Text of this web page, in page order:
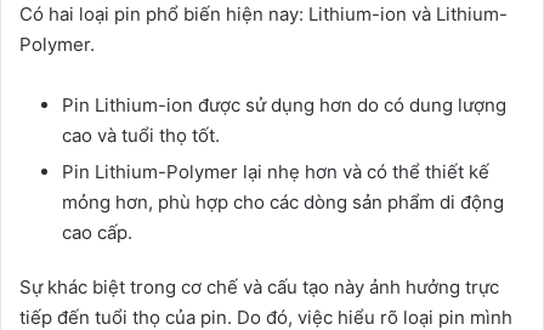
Có hai loại pin phổ biến hiện nay: Lithium-ion và Lithium-
Polymer.
Pin Lithium-ion được sử dụng hơn do có dung lượng
cao và tuổi thọ tốt.
Pin Lithium-Polymer lại nhẹ hơn và có thể thiết kế
mỏng hơn, phù hợp cho các dòng sản phẩm di động
cao cấp.
Sự khác biệt trong cơ chế và cấu tạo này ảnh hưởng trực
tiếp đến tuổi thọ của pin. Do đó, việc hiểu rõ loại pin mình